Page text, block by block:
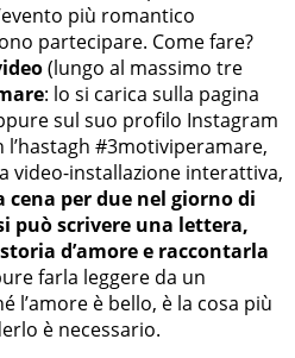
più romantico
partecipare. Come fare?
(lungo al massimo tre
: lo si carica sulla pagina
sul suo profilo Instagram
#3motiviperamare,
video-installazione interattiva,
cena per due nel giorno di
può scrivere una lettera,
d’amore e raccontarla
farla leggere da un
l’amore è bello, è la cosa più
è necessario.